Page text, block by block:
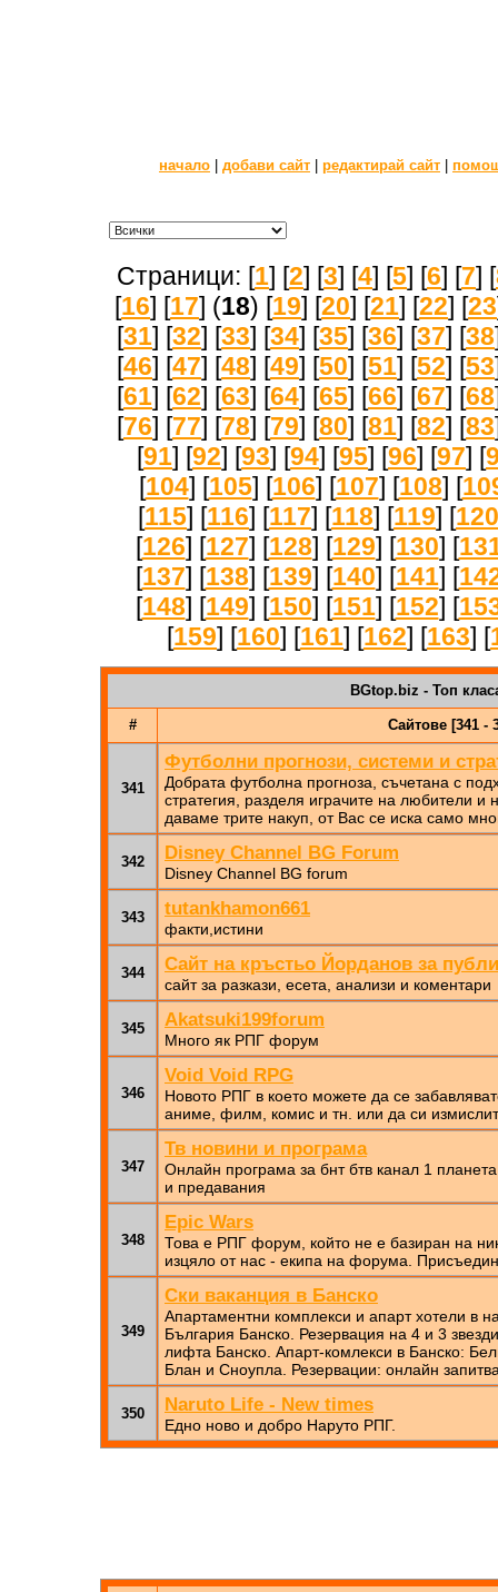
начало добави сайт редактирай сайт
Страници: [1] [2] [3] [4] [5] [6] [7] [
[16] [17] (18) [19] [20] [21] [22] [23
[31] [32] [33] [34] [35] [36] [37] [38
[46] [47] [48] [49] [50] [51] [52] [53
[61] [62] [63] [64] [65] [66] [67] [68
[76] [77] [78] [79] [80] [81] [82] [83
[91] [92] [93] [94] [95] [96] [97] [
[104] [105] [106] [107] [108] [
[115] [116] [117] [118] [119] [120
[126] [127] [128] [129] [130] [
[137] [138] [139] [140] [141] [
[148] [149] [150] [151] [152] [
[159] [160] [161] [162] [163] [
BGtop.biz - Топ
# Сайтове [341 -
341
Футболни прогнози, системи и
Добрата футболна прогноза, съчетана с
стратегия, разделя играчите на любители
даваме трите накуп, от Вас се иска само
342 Disney Channel BG Forum
Disney Channel BG forum
343 tutankhamon661
факти,истини
344 Сайт на кръстьо Йорданов за
сайт за разкази, есета, анализи и коментари
345 Akatsuki199forum
Много як РПГ форум
346
Void Void RPG
Новото РПГ в което можете да се
аниме, филм, комис и тн. или да си
347
Тв новини и програма
Онлайн програма за бнт бтв канал 1
и предавания
348
Epic Wars
Това е РПГ форум, който не е базиран на
изцяло от нас - екипа на форума.
349
Ски ваканция в Банско
Апартаментни комплекси и апарт хотели в
България Банско. Резервация на 4 и 3
лифта Банско. Апарт-комлекси в Банско:
Блан и Сноупла. Резервации: онлайн
350 Naruto Life - New times
Едно ново и добро Наруто РПГ.